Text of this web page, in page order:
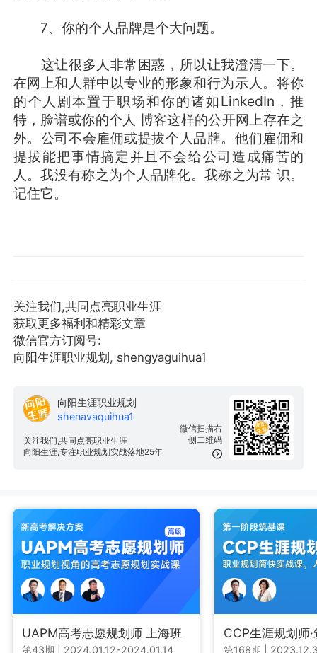
7、你的个人品牌是个大问题。
这让很多人非常困惑，所以让我澄清一下。
在网上和人群中以专业的形象和行为示人。将你
的个人剧本置于职场和你的诸如LinkedIn，推
特，脸谱或你的个人 博客这样的公开网上存在之
外。公司不会雇佣或提拔个人品牌。他们雇佣和
提拔能把事情搞定并且不会给公司造成痛苦的
人。我没有称之为个人品牌化。我称之为常 识。
记住它。
关注我们,共同点亮职业生涯
获取更多福利和精彩文章
微信官方订阅号:
向阳生涯职业规划, shengyaguihua1
微信扫描右
侧二维码
向阳生涯职业规划
shenavaquihua1
关注我们,共同点亮职业生涯
向阳生涯,专注职业规划实战落地25年
UAPM高考志愿规划师 上海班
第43期 2024.01.12-2024.01.14
CCP生涯规划师
第168期